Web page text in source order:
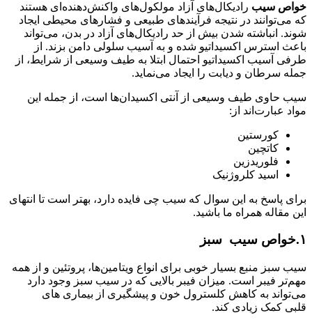
خواص سیب رادیکال‌های آزاد مولکول‌های واکنش‌دهنده‌ای هستند
که می‌توانند در نتیجه فرآیندهای طبیعی و فشارهای محیطی ایجاد
شوند. انباشته شدن بیش از حد رادیکال‌های آزاد در بدن، می‌تواند
باعث استرس اکسیداتیو شده و به آسیب سلولی دامن بزند. از
طرفی آسیب اکسیداتیو احتمال ابتلا به طیف وسیعی از شرایط، از
جمله سرطان و دیابت را ایجاد می‌نماید.
سیب حاوی طیف وسیعی از آنتی اکسیدان‌ها است، از جمله این
مواد عبارت‌اند از:
کورستین
کاتچین
فلوریدزین
اسید کلروژنیک
برای پاسخ به این سوال که سیب چی فایده دارد، بهتر است تا انتهای
این مقاله همراه ما باشید.
۱. خواص سیب سبز
سیب سبز منبع بسیار خوبی برای انواع ویتامین‌ها، پروتئین و از همه
مهم‌تر فیبر است. میزان فیبر بالایی که در سیب سبز وجود دارد
می‌تواند به کاهش کلسترول خون و پیشگیری از بیماری های
قلبی کمک زیادی کند.